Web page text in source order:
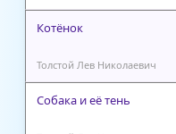
Котёнок
Толстой Лев Николаевич
Собака и её тень